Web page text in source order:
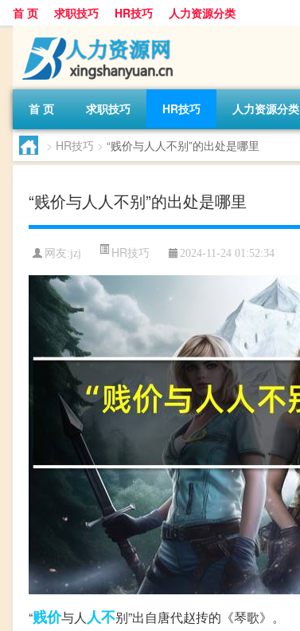
首 页 求职技巧 HR技巧 人力资源分类
首 页 求职技巧 HR技巧 人力资源分类
> HR技巧 > “贱价与人人不别”的出处是哪里
“贱价与人人不别”的出处是哪里
网友:jzj HR技巧 2024-11-24 01:52:34
“贱价与人人不别”出自唐代赵抟的《琴歌》。